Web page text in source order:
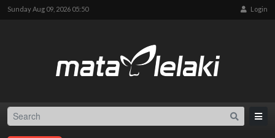
Sunday Aug 09, 2026 05:50 Login